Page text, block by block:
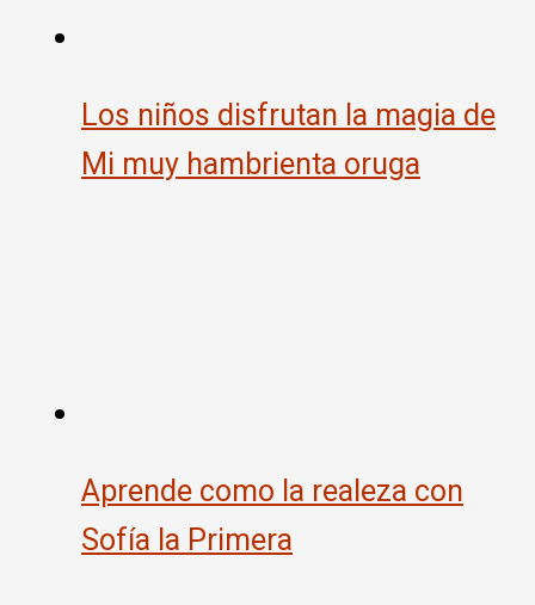
Los niños disfrutan la magia de
Mi muy hambrienta oruga
Aprende como la realeza con
Sofía la Primera